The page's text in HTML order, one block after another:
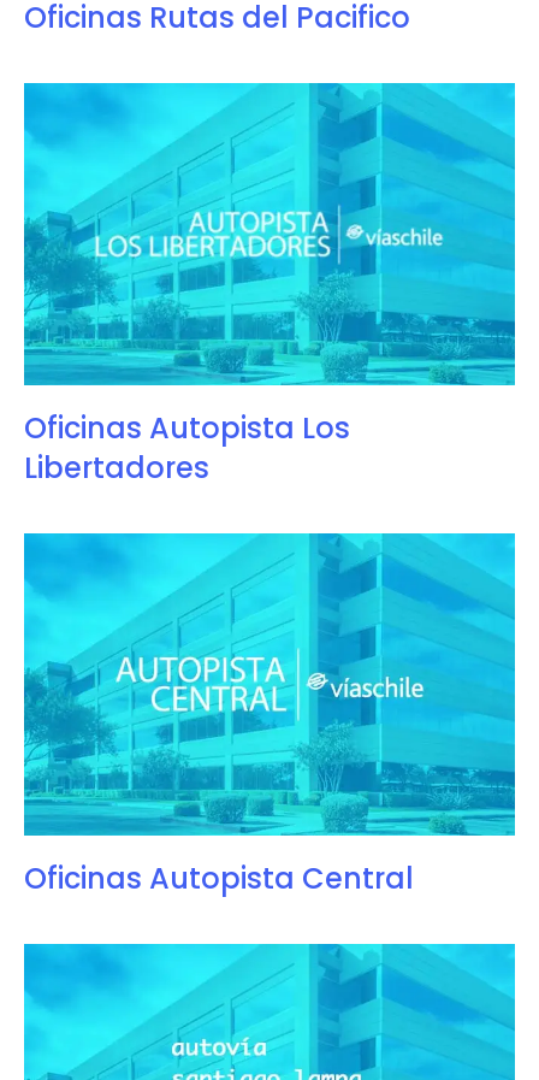
Oficinas Rutas del Pacifico
Oficinas Autopista Los
Libertadores
Oficinas Autopista Central